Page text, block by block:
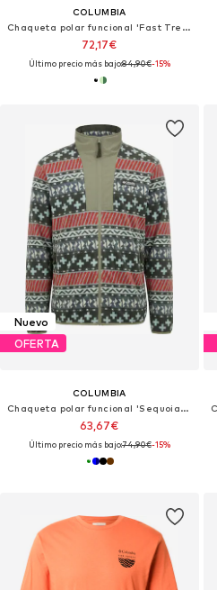
COLUMBIA
Chaqueta polar funcional 'Fast Trek™'
72,17€
Último precio más bajo:84,90€-15%
Nuevo
OFERTA
COLUMBIA
Chaqueta polar funcional 'Sequoia Grove™ II'
63,67€
Último precio más bajo:74,90€-15%